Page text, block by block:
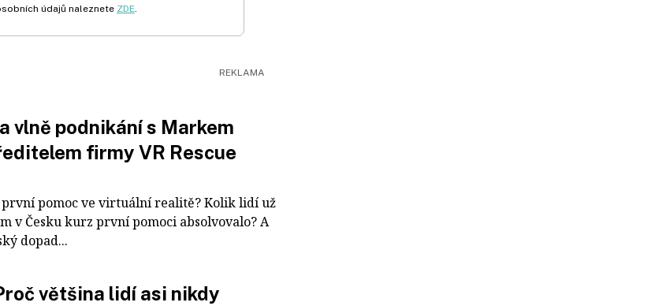
údajů naleznete ZDE
vlně podnikání s Markem
firmy VR Rescue
první pomoc ve virtuální realitě? Kolik lidí už
v Česku kurz první pomoci absolvovalo? A
dopad...
většina lidí asi nikdy